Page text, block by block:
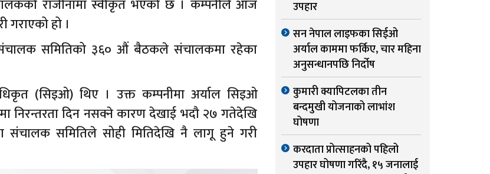
राजीनामा स्वीकृत भएको छ । कम्पनीले आज
गराएको हो ।
समितिको ३६० औं बैठकले संचालकमा रहेका
अधिकृत (सिइओ) थिए । उक्त कम्पनीमा अर्याल सिइओ
निरन्तरता दिन नसक्ने कारण देखाई भदौ २७ गतेदेखि
संचालक समितिले सोही मितिदेखि नै लागू हुने गरी
उपहार
सन नेपाल लाइफका सिईओ
अर्याल काममा फर्किए, चार महिना
अनुसन्धानपछि निर्दोष
कुमारी क्यापिटलका तीन
बन्दमुखी योजनाको लाभांश
घोषणा
करदाता प्रोत्साहनको पहिलो
उपहार घोषणा गरिंदै, १५ जनालाई